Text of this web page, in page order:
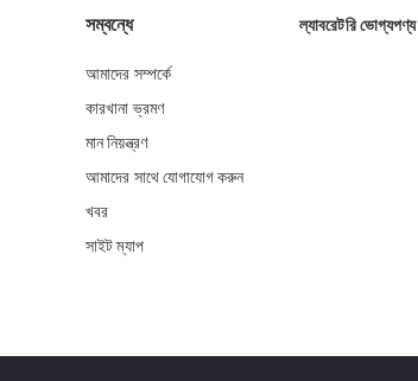
সম্বন্ধে
আমাদের সম্পর্কে
কারখানা ভ্রমণ
মান নিয়ন্ত্রণ
আমাদের সাথে যোগাযোগ করুন
খবর
সাইট ম্যাপ
ল্যাবরেটরি ভোগ্যপণ্য